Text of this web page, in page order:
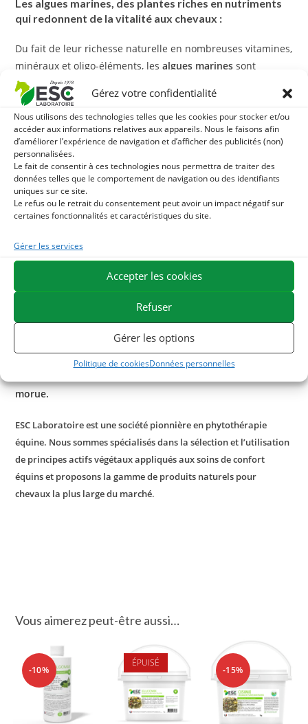
Gérez votre confidentialité
Nous utilisons des technologies telles que les cookies pour stocker et/ou
accéder aux informations relatives aux appareils. Nous le faisons afin
d’améliorer l’expérience de navigation et d’afficher des publicités (non)
personnalisées.
Le fait de consentir à ces technologies nous permettra de traiter des
données telles que le comportement de navigation ou des identifiants
uniques sur ce site.
Le refus ou le retrait du consentement peut avoir un impact négatif sur
certaines fonctionnalités et caractéristiques du site.
Gérer les services
Accepter les cookies
Refuser
Gérer les options
Politique de cookiesDonnées personnelles
Les algues marines, des plantes riches en nutriments
qui redonnent de la vitalité aux chevaux :
Du fait de leur richesse naturelle en nombreuses vitamines,
minéraux et oligo-éléments, lesalgues marines sont
recommandées afin de redonner de la vitalité aux
organismes fatigués. Elles conviennent donc
particulièrement au cheval âgé ou aux périodes de mues
difficiles.
Le fucuspeut également être utilisé en cas de problème de
surpoids grâce à sa composition en iode qui active le
métabolisme des lipides et les mucilages qui ont une action
coupe-faim grâce au volume occupé par les algues une fois
Avec quoi associer des algues marines ?
En cas de fatigue importante, les Algues marinespeuvent
être complétées d’une cure d’Extrafer
complémentaire liquide qui contribue à augmenter la
capacité énergétique et la résistance à l’effort.
morue.
ESC Laboratoire est une société pionnière en phytothérapie
équine. Nous sommes spécialisés dans la sélection et l’utilisation
de principes actifs végétaux appliqués aux soins de confort
équins et proposons la gamme de produits naturels pour
chevaux la plus large du marché.
Vous aimerez peut-être aussi…
-10%
ÉPUISÉ
-15%